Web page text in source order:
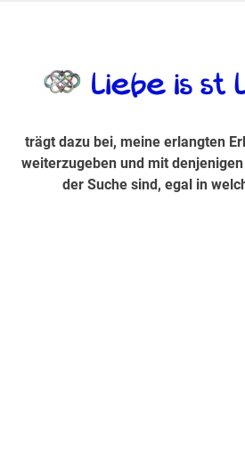
Suche sind, egal in
trägt dazu bei, meine erlangten
weiterzugeben und mit
der Suche sind, egal in